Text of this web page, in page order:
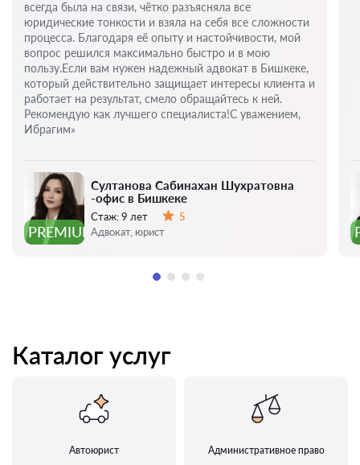
PREMIUM
Султанова Сабинахан Шухратовна
-офис в Бишкеке
Стаж:9 лет
Оценка:
5
Адвокат, юрист
всегда была на связи, чётко разъясняла все
юридические тонкости и взяла на себя все сложности
процесса. Благодаря её опыту и настойчивости, мой
вопрос решился максимально быстро и в мою
пользу.Если вам нужен надежный адвокат в Бишкеке,
который действительно защищает интересы клиента и
работает на результат, смело обращайтесь к ней.
Рекомендую как лучшего специалиста!С уважением,
Ибрагим»
Каталог услуг
Автоюрист Административное право